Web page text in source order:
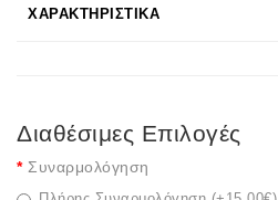
ΧΑΡΑΚΤΗΡΙΣΤΙΚΆ
Διαθέσιμες Επιλογές
Συναρμολόγηση